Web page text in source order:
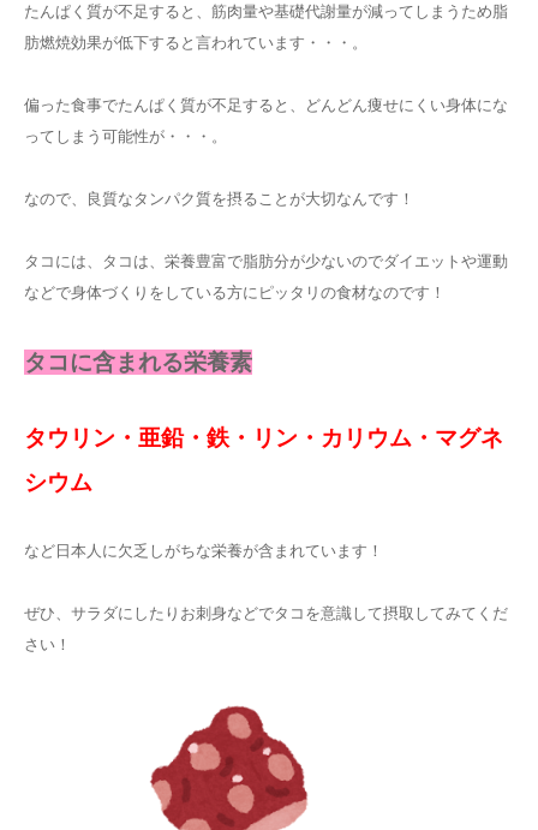
たんぱく質が不足すると、筋肉量や基礎代謝量が減ってしまうため脂
肪燃焼効果が低下すると言われています・・・。
偏った食事でたんぱく質が不足すると、どんどん痩せにくい身体にな
ってしまう可能性が・・・。
なので、良質なタンパク質を摂ることが大切なんです！
タコには、タコは、栄養豊富で脂肪分が少ないのでダイエットや運動
などで身体づくりをしている方にピッタリの食材なのです！
タコに含まれる栄養素
タウリン・亜鉛・鉄・リン・カリウム・マグネ
シウム
など日本人に欠乏しがちな栄養が含まれています！
ぜひ、サラダにしたりお刺身などでタコを意識して摂取してみてくだ
さい！